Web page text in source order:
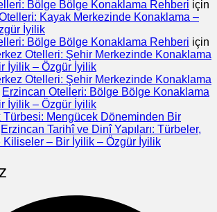
Bölge Bölge Konaklama Rehberi için
Kayak Merkezinde Konaklama –
İyilik
Bölge Bölge Konaklama Rehberi için
Otelleri: Şehir Merkezinde Konaklama
İyilik – Özgür İyilik
Otelleri: Şehir Merkezinde Konaklama
Erzincan Otelleri: Bölge Bölge Konaklama
İyilik – Özgür İyilik
Türbesi: Mengücek Döneminden Bir
Erzincan Tarihî ve Dinî Yapıları: Türbeler,
Kiliseler – Bir İyilik – Özgür İyilik